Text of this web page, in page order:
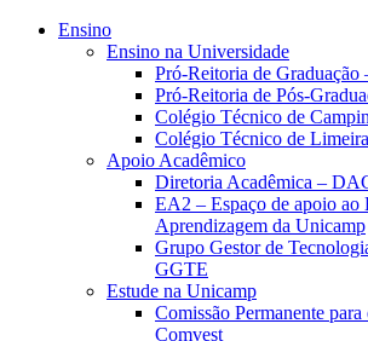
Ensino
Ensino na Universidade
Pró-Reitoria de Graduação
Pró-Reitoria de Pós-
Colégio Técnico de
Colégio Técnico de
Apoio Acadêmico
Diretoria Acadêmica –
EA2 – Espaço de apoio ao
Aprendizagem da Unicamp
Grupo Gestor de
GGTE
Estude na Unicamp
Comissão Permanente
Comvest